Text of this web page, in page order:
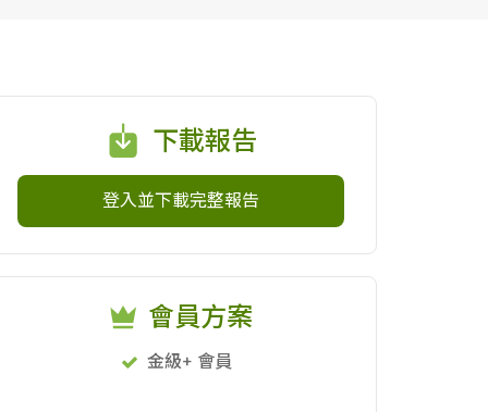
下載報告
登入並下載完整報告
會員方案
金級+ 會員